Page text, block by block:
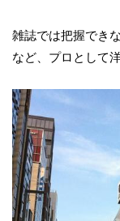
雑誌では把握でき
など、プロとして